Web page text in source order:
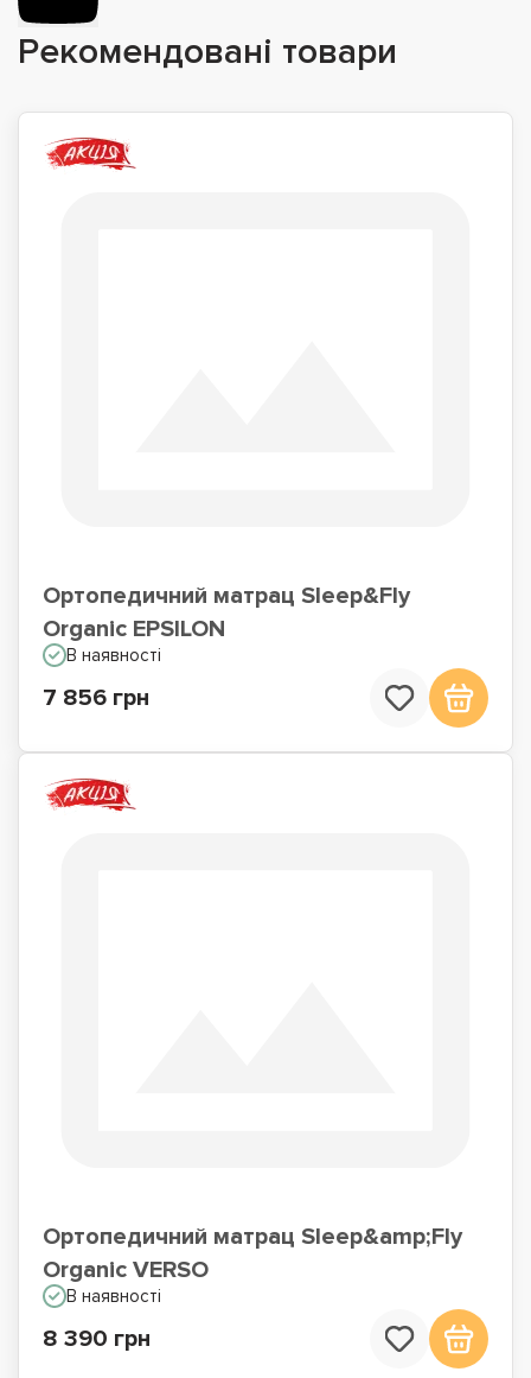
Рекомендовані товари
Ортопедичний матрац Sleep&Fly
Organic EPSILON
В наявності
7 856 грн
Ортопедичний матрац Sleep&amp;Fly
Organic VERSO
В наявності
8 390 грн